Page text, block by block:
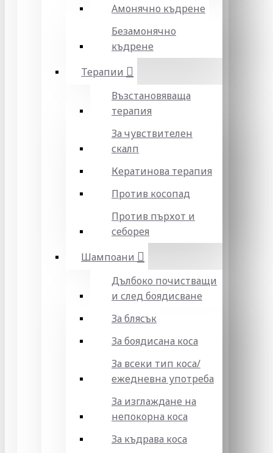
Амонячно къдрене
Безамонячно
къдрене
Терапии
Възстановяваща
терапия
За чувствителен
скалп
Кератинова терапия
Против косопад
Против пърхот и
себорея
Шампоани
Дълбоко почистващи
и след боядисване
За блясък
За боядисана коса
За всеки тип коса/
ежедневна употреба
За изглаждане на
непокорна коса
За къдрава коса